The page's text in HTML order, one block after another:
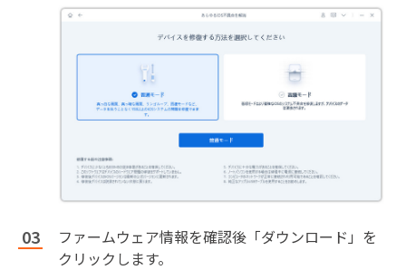
ファームウェア情報を確認後「ダウンロード」を
クリックします。